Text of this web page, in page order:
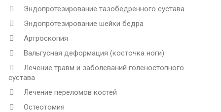
Эндопротезирование тазобедренного сустава
Эндопротезирование шейки бедра
Артроскопия
Вальгусная деформация (косточка ноги)
Лечение травм и заболеваний голеностопного
сустава
Лечение переломов костей
Остеотомия